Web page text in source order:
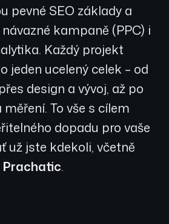
pevné SEO základy a
kampaně (PPC) i
Každý projekt
jeden ucelený celek – od
design a vývoj, až po
To vše s cílem
dopadu pro vaše
už jste kdekoli, včetně
Prachatic.